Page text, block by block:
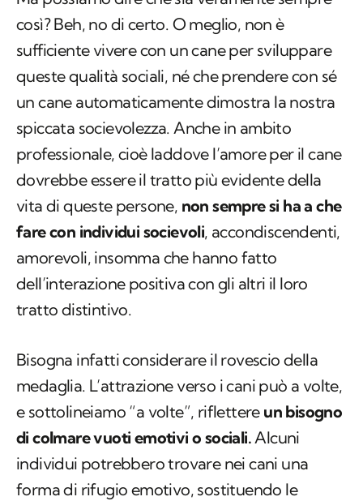
queste qualità sociali, né che prendere con sé
un cane automaticamente dimostra la nostra
spiccata socievolezza. Anche in ambito
professionale, cioè laddove l’amore per il cane
dovrebbe essere il tratto più evidente della
vita di queste persone,
non sempre si ha a che
fare con individui socievoli, accondiscendenti,
amorevoli, insomma che hanno fatto
dell’interazione positiva con gli altri il loro
tratto distintivo.
Bisogna infatti considerare il rovescio della
medaglia. L’attrazione verso i cani può a volte,
di colmare vuoti emotivi o sociali. Alcuni
individui potrebbero trovare nei cani una
forma di rifugio emotivo, sostituendo le
relazioni umane con il rapporto con il loro
animale. Questo comportamento, pur